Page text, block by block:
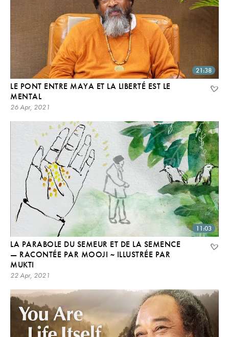
21:38
LE PONT ENTRE MAYA ET LA LIBERTÉ EST LE
MENTAL
26 Apr, 2021
11:03
LA PARABOLE DU SEMEUR ET DE LA SEMENCE
— RACONTÉE PAR MOOJI ~ ILLUSTRÉE PAR
MUKTI
22 Apr, 2021